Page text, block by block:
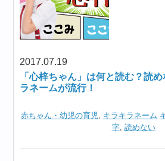
2017.07.19
「心梓ちゃん」は何と読む？読
ラネームが流行！
赤ちゃん・幼児の育児, キラキラネーム
字, 読めない